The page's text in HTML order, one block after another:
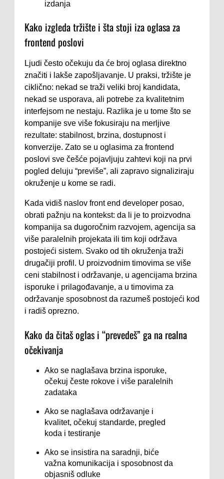
izdanja
Kako izgleda tržište i šta stoji iza oglasa za
frontend poslovi
Ljudi često očekuju da će broj oglasa direktno
značiti i lakše zapošljavanje. U praksi, tržište je
ciklično: nekad se traži veliki broj kandidata,
nekad se usporava, ali potrebe za kvalitetnim
interfejsom ne nestaju. Razlika je u tome što se
kompanije sve više fokusiraju na merljive
rezultate: stabilnost, brzina, dostupnost i
konverzije. Zato se u oglasima za frontend
poslovi sve češće pojavljuju zahtevi koji na prvi
pogled deluju “previše”, ali zapravo signaliziraju
okruženje u kome se radi.
Kada vidiš naslov front end developer posao,
obrati pažnju na kontekst: da li je to proizvodna
kompanija sa dugoročnim razvojem, agencija sa
više paralelnih projekata ili tim koji održava
postojeći sistem. Svako od tih okruženja traži
drugačiji profil. U proizvodnim timovima se više
ceni stabilnost i održavanje, u agencijama brzina
isporuke i prilagođavanje, a u timovima za
održavanje sposobnost da razumeš postojeći kod
i radiš oprezno.
Kako da čitaš oglas i “prevedeš” ga na realna
očekivanja
Ako se naglašava brzina isporuke,
očekuj česte rokove i više paralelnih
zadataka
Ako se naglašava održavanje i
kvalitet, očekuj standarde, pregled
koda i testiranje
Ako se insistira na saradnji, biće
važna komunikacija i sposobnost da
objasniš odluke